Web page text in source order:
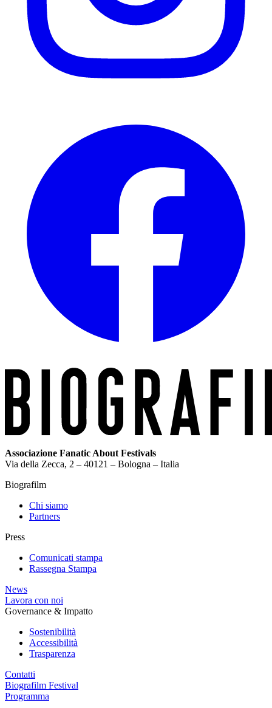
Associazione Fanatic About Festivals
Via della Zecca, 2 – 40121 – Bologna – Italia
Biografilm
Chi siamo
Partners
Press
Comunicati stampa
Rassegna Stampa
News
Lavora con noi
Governance & Impatto
Sostenibilità
Accessibilità
Trasparenza
Contatti
Biografilm Festival
Programma